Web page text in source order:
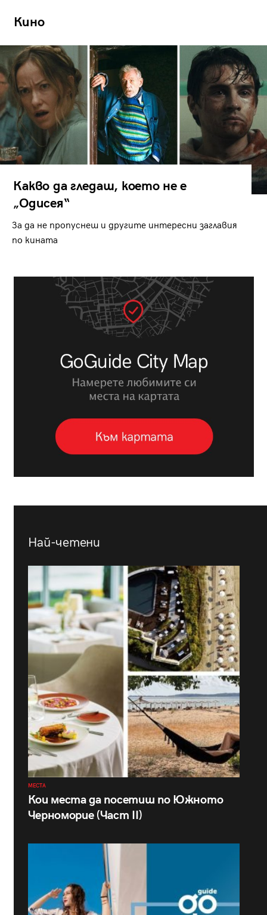
Кино
Какво да гледаш, което не е
„Одисея“
За да не пропуснеш и другите интересни заглавия
по кината
Най-четени
МЕСТА
Кои места да посетиш по Южното
Черноморие (Част II)